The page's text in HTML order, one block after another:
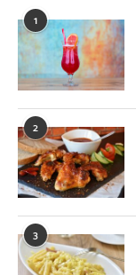
1
2
3